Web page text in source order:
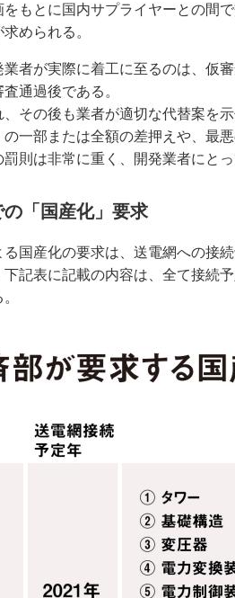
をもとに国内サプライヤーとの間
められる。
者が実際に着工に至るのは、仮
通過後である。
その後も業者が適切な代替案を
一部または全額の差押えや、最
則は非常に重く、開発業者にと
「国産化」要求
国産化の要求は、送電網への接
記表に記載の内容は、全て接続